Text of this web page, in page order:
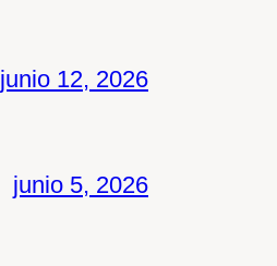
junio 12, 2026
junio 5, 2026